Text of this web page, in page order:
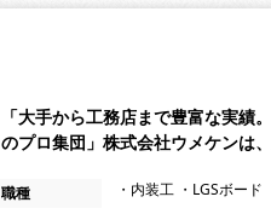
「大手から工務店まで豊富な実績
のプロ集団」株式会社ウメケンは
職種
・内装工 ・LGSボード